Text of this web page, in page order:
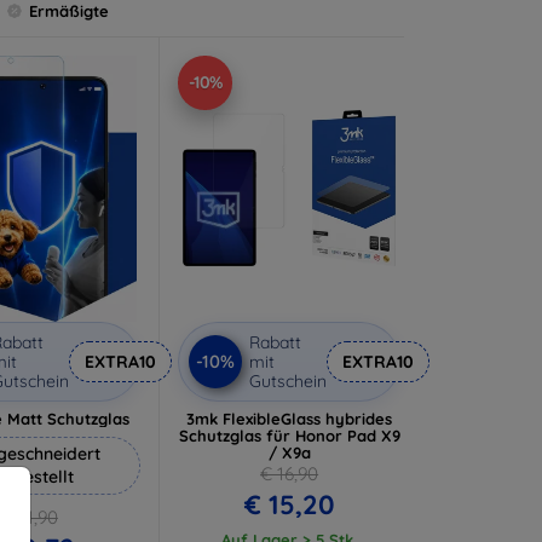
Ermäßigte
EXTRA10
Matt Schutzglas
€ 11,90
-10%
-10%
Rabatt
mit
Gutschein
EXTRA10
3mk FlexibleGlass hybrides
Schutzglas für Honor Pad X9
/ X9a
€ 16,90
€ 15,20